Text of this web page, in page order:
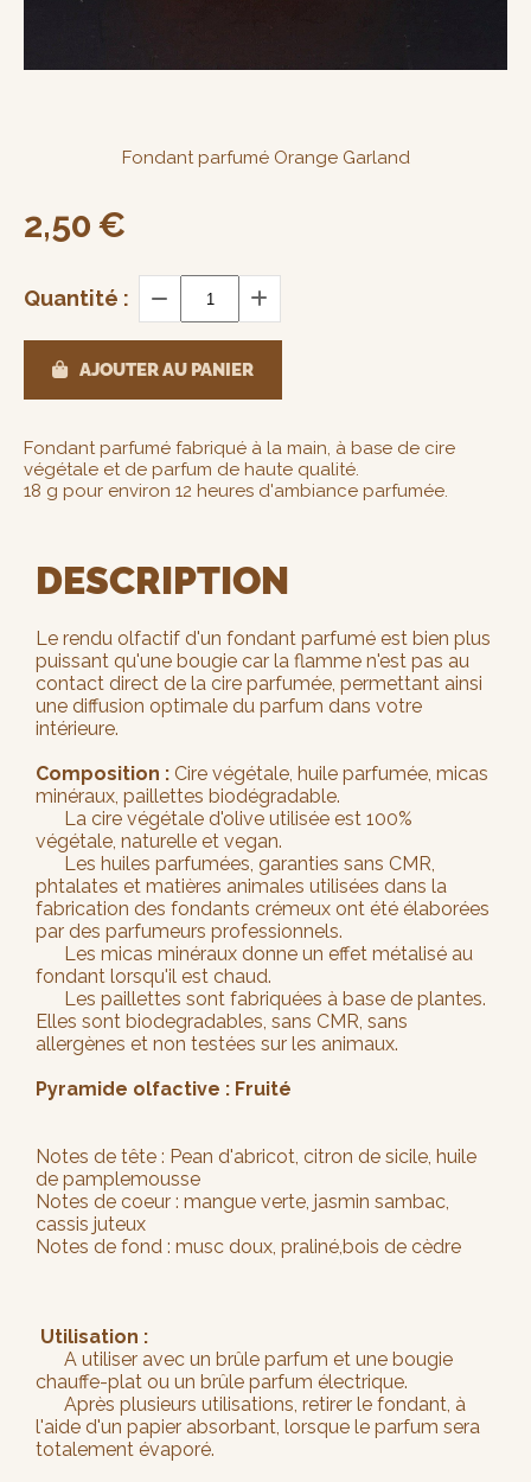
Fondant parfumé Orange Garland
2,50 €
Quantité :
AJOUTER AU PANIER
Fondant parfumé fabriqué à la main, à base de cire
végétale et de parfum de haute qualité.
18 g pour environ 12 heures d'ambiance parfumée.
DESCRIPTION
Le rendu olfactif d'un fondant parfumé est bien plus
puissant qu'une bougie car la flamme n'est pas au
contact direct de la cire parfumée, permettant ainsi
une diffusion optimale du parfum dans votre
intérieure.
Composition : Cire végétale, huile parfumée, micas
minéraux, paillettes biodégradable.
La cire végétale d'olive utilisée est 100%
végétale, naturelle et vegan.
Les huiles parfumées, garanties sans CMR,
phtalates et matières animales utilisées dans la
fabrication des fondants crémeux ont été élaborées
par des parfumeurs professionnels.
Les micas minéraux donne un effet métalisé au
fondant lorsqu'il est chaud.
Les paillettes sont fabriquées à base de plantes.
Elles sont biodegradables, sans CMR, sans
allergènes et non testées sur les animaux.
Pyramide olfactive : Fruité
Notes de tête : Pean d'abricot, citron de sicile, huile
de pamplemousse
Notes de coeur : mangue verte, jasmin sambac,
cassis juteux
Notes de fond : musc doux, praliné,bois de cèdre
Utilisation :
A utiliser avec un brûle parfum et une bougie
chauffe-plat ou un brûle parfum électrique.
Après plusieurs utilisations, retirer le fondant, à
l'aide d'un papier absorbant, lorsque le parfum sera
totalement évaporé.